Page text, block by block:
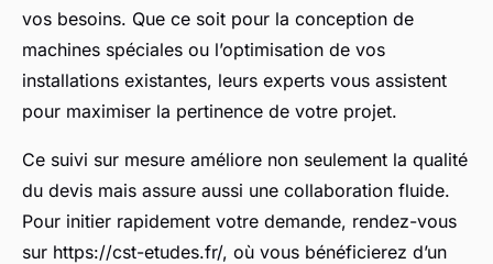
vos besoins. Que ce soit pour la conception de
machines spéciales ou l’optimisation de vos
installations existantes, leurs experts vous assistent
pour maximiser la pertinence de votre projet.
Ce suivi sur mesure améliore non seulement la qualité
du devis mais assure aussi une collaboration fluide.
Pour initier rapidement votre demande, rendez-vous
sur https://cst-etudes.fr/, où vous bénéficierez d’un